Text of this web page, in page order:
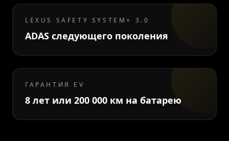
LEXUS SAFETY SYSTEM+ 3.0
ADAS следующего поколения
ГАРАНТИЯ EV
8 лет или 200 000 км на батарею